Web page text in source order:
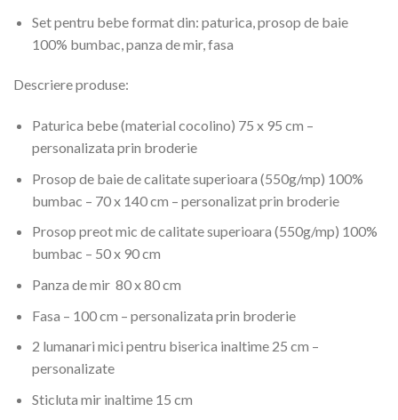
Set pentru bebe format din: paturica, prosop de baie
100% bumbac, panza de mir, fasa
Descriere produse:
Paturica bebe (material cocolino) 75 x 95 cm –
personalizata prin broderie
Prosop de baie de calitate superioara (550g/mp) 100%
bumbac – 70 x 140 cm – personalizat prin broderie
Prosop preot mic de calitate superioara (550g/mp) 100%
bumbac – 50 x 90 cm
Panza de mir 80 x 80 cm
Fasa – 100 cm – personalizata prin broderie
2 lumanari mici pentru biserica inaltime 25 cm –
personalizate
Sticluta mir inaltime 15 cm